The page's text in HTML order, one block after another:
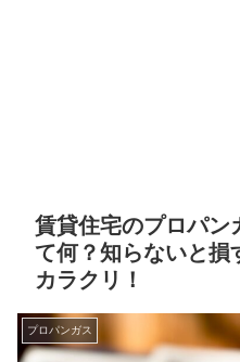
賃貸住宅のプロパン
て何？知らないと損
カラクリ！
プロパンガス